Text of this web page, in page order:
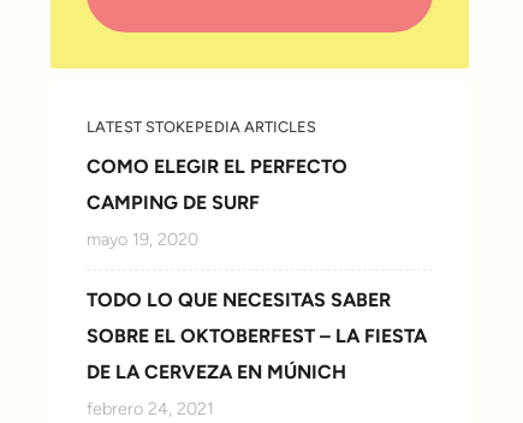
LATEST STOKEPEDIA ARTICLES
COMO ELEGIR EL PERFECTO
CAMPING DE SURF
mayo 19, 2020
TODO LO QUE NECESITAS SABER
SOBRE EL OKTOBERFEST – LA FIESTA
DE LA CERVEZA EN MÚNICH
febrero 24, 2021